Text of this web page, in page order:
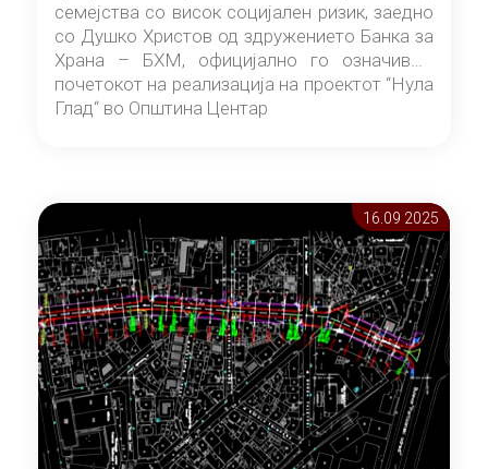
семејства со висок социјален ризик, заедно
со Душко Христов од здружението Банка за
Храна – БХМ, официјално го означивме
почетокот на реализација на проектот “Нула
Глад“ во Општина Центар
16.09 2025